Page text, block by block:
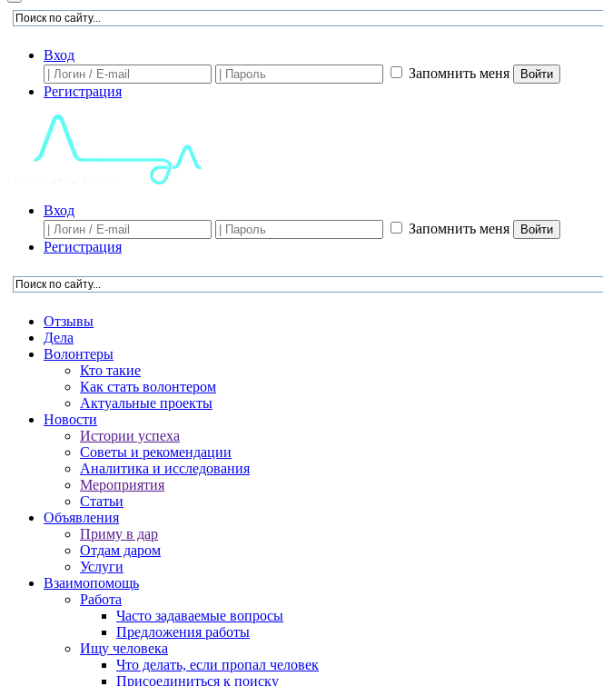
Вход
Запомнить меня
Войти
Регистрация
Вход
Запомнить меня
Войти
Регистрация
Отзывы
Дела
Волонтеры
Кто такие
Как стать волонтером
Актуальные проекты
Новости
Истории успеха
Советы и рекомендации
Аналитика и исследования
Мероприятия
Статьи
Объявления
Приму в дар
Отдам даром
Услуги
Взаимопомощь
Работа
Часто задаваемые вопросы
Предложения работы
Ищу человека
Что делать, если пропал человек
Присоединиться к поиску